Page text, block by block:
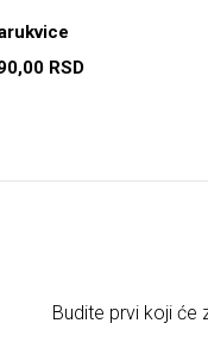
RSD
Budite prvi koji će